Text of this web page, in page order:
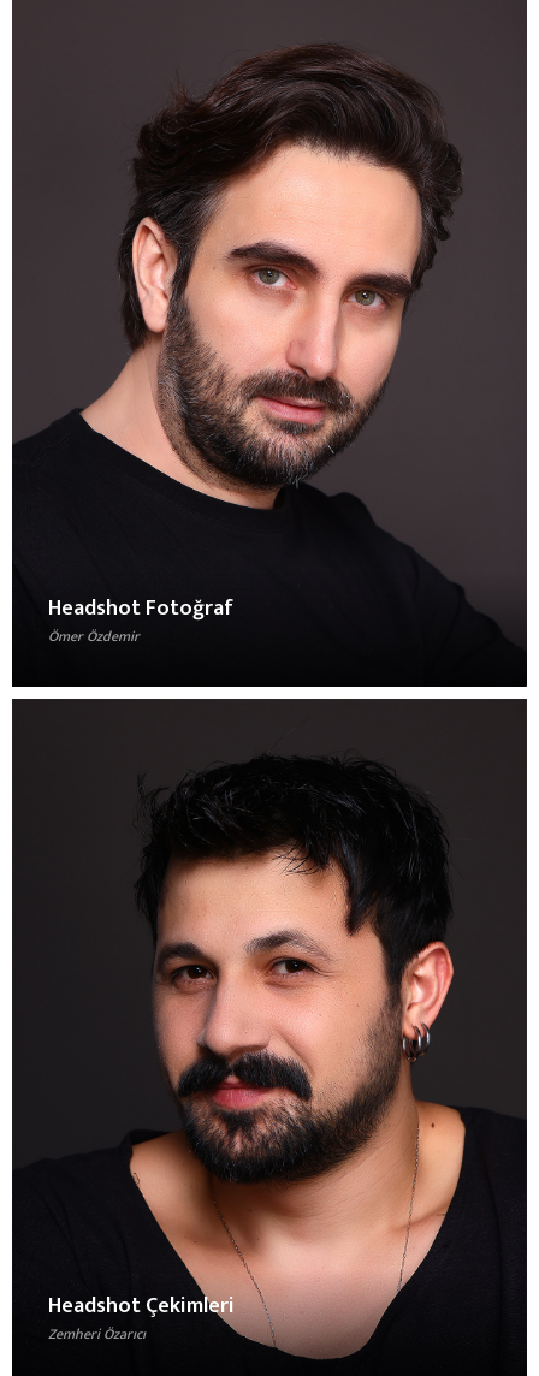
Headshot Fotoğraf
Ömer Özdemir
Headshot Çekimleri
Zemheri Özarıcı